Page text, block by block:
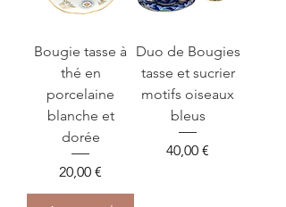
Bougie tasse à
thé en
porcelaine
blanche et
dorée
Precio
20,00 €
Duo de Bougies
tasse et sucrier
motifs oiseaux
bleus
Precio
40,00 €